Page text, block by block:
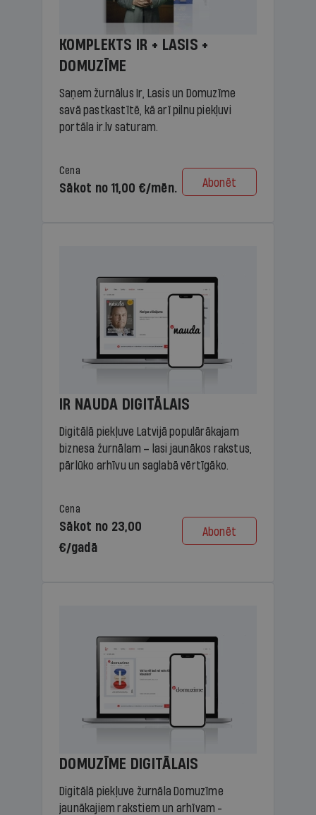
KOMPLEKTS IR + LASIS +
DOMUZĪME
Saņem žurnālus Ir, Lasis un Domuzīme
savā pastkastītē, kā arī pilnu piekļuvi
portāla ir.lv saturam.
Cena
Sākot no 11,00 €/mēn. Abonēt
IR NAUDA DIGITĀLAIS
Digitālā piekļuve Latvijā populārākajam
biznesa žurnālam – lasi jaunākos rakstus,
pārlūko arhīvu un saglabā vērtīgāko.
Cena
Sākot no 23,00
€/gadā
Abonēt
DOMUZĪME DIGITĀLAIS
Digitālā piekļuve žurnāla Domuzīme
jaunākajiem rakstiem un arhīvam -